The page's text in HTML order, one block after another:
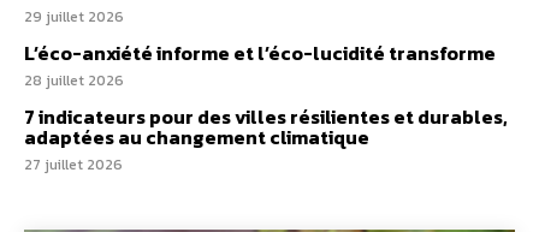
29 juillet 2026
L’éco-anxiété informe et l’éco-lucidité transforme
28 juillet 2026
7 indicateurs pour des villes résilientes et durables,
adaptées au changement climatique
27 juillet 2026